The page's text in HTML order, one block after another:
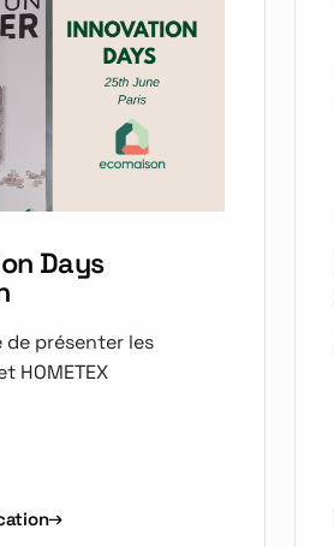
Days
de présenter les
HOMETEX